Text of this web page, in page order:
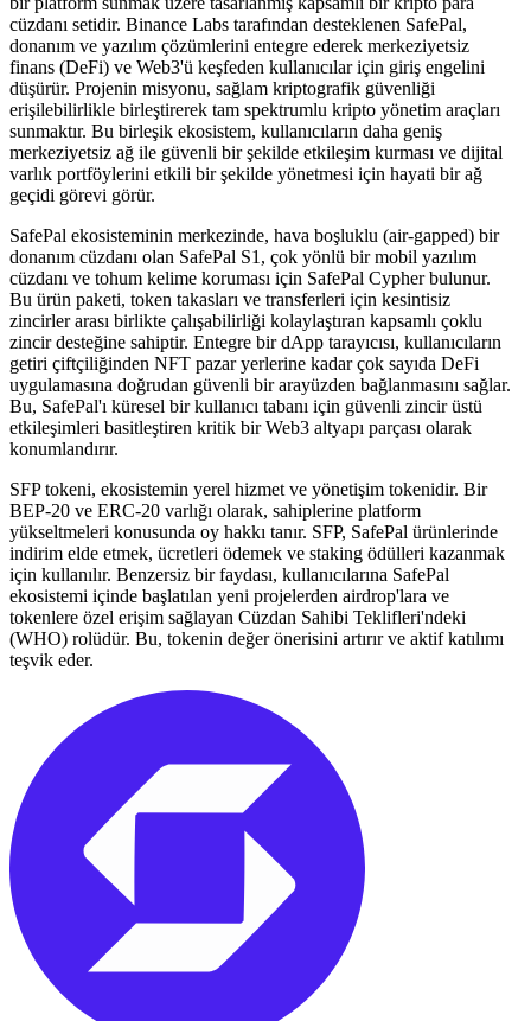
cüzdanı setidir. Binance Labs tarafından desteklenen SafePal,
donanım ve yazılım çözümlerini entegre ederek merkeziyetsiz
finans (DeFi) ve Web3'ü keşfeden kullanıcılar için giriş engelini
düşürür. Projenin misyonu, sağlam kriptografik güvenliği
erişilebilirlikle birleştirerek tam spektrumlu kripto yönetim araçları
sunmaktır. Bu birleşik ekosistem, kullanıcıların daha geniş
merkeziyetsiz ağ ile güvenli bir şekilde etkileşim kurması ve dijital
varlık portföylerini etkili bir şekilde yönetmesi için hayati bir ağ
geçidi görevi görür.
SafePal ekosisteminin merkezinde, hava boşluklu (air-gapped) bir
donanım cüzdanı olan SafePal S1, çok yönlü bir mobil yazılım
cüzdanı ve tohum kelime koruması için SafePal Cypher bulunur.
Bu ürün paketi, token takasları ve transferleri için kesintisiz
zincirler arası birlikte çalışabilirliği kolaylaştıran kapsamlı çoklu
zincir desteğine sahiptir. Entegre bir dApp tarayıcısı, kullanıcıların
getiri çiftçiliğinden NFT pazar yerlerine kadar çok sayıda DeFi
uygulamasına doğrudan güvenli bir arayüzden bağlanmasını sağlar.
Bu, SafePal'ı küresel bir kullanıcı tabanı için güvenli zincir üstü
etkileşimleri basitleştiren kritik bir Web3 altyapı parçası olarak
konumlandırır.
SFP tokeni, ekosistemin yerel hizmet ve yönetişim tokenidir. Bir
BEP-20 ve ERC-20 varlığı olarak, sahiplerine platform
yükseltmeleri konusunda oy hakkı tanır. SFP, SafePal ürünlerinde
indirim elde etmek, ücretleri ödemek ve staking ödülleri kazanmak
için kullanılır. Benzersiz bir faydası, kullanıcılarına SafePal
ekosistemi içinde başlatılan yeni projelerden airdrop'lara ve
tokenlere özel erişim sağlayan Cüzdan Sahibi Teklifleri'ndeki
(WHO) rolüdür. Bu, tokenin değer önerisini artırır ve aktif katılımı
teşvik eder.